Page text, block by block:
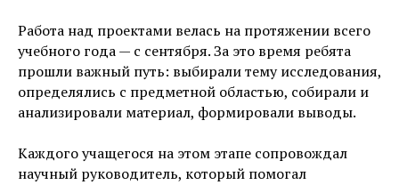
Работа над проектами велась на протяжении всего
учебного года — с сентября. За это время ребята
прошли важный путь: выбирали тему исследования,
определялись с предметной областью, собирали и
анализировали материал, формировали выводы.
Каждого учащегося на этом этапе сопровождал
научный руководитель, который помогал